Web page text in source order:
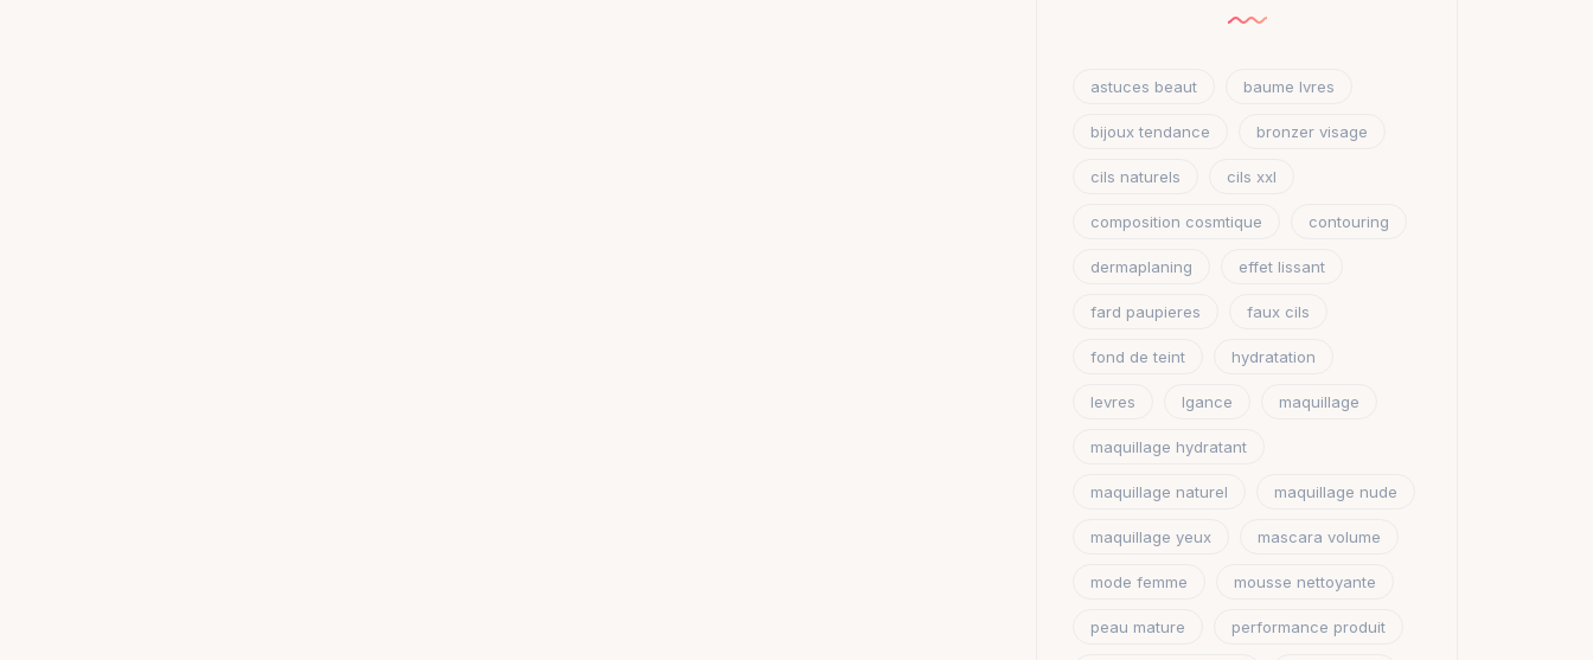
astuces beaut baume lvres
bijoux tendance bronzer visage
cils naturels cils xxl
composition cosmtique contouring
dermaplaning effet lissant
fard paupieres faux cils
fond de teint hydratation
levres lgance maquillage
maquillage hydratant
maquillage naturel maquillage nude
maquillage yeux mascara volume
mode femme mousse nettoyante
peau mature performance produit